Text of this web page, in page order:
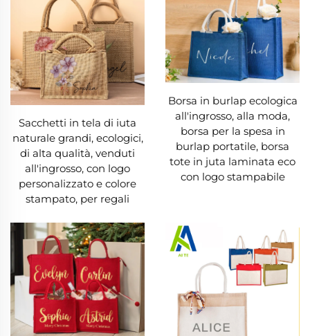
qualità presentano cuciture rinforzate alle
maniglie e alle cuciture, aumentandone
ulteriormente la durata e la capacità di
sopportare un uso ripetuto. A differenza delle
borse di plastica che si rompono al primo segno
di sollecitazione, una borsa in juta ben fatta può
essere riutilizzata centinaia di volte nel corso di
diversi anni. Col tempo, una borsa in juta può
sviluppare una texture rustica e unica che ne
funzionalità. Per chiunque cerchi una borsa
affidabile e durevole, una borsa in juta
rappresenta un ottimo investimento che
garantisce prestazioni costanti.
3. Design Versatile e Potenzialità di
Sacchetti in tela di iuta
naturale grandi, ecologici,
di alta qualità, venduti
all'ingrosso, con logo
personalizzato e colore
stampato, per regali
Borsa in burlap ecologica
all'ingrosso, alla moda,
borsa per la spesa in
burlap portatile, borsa
tote in juta laminata eco
con logo stampabile